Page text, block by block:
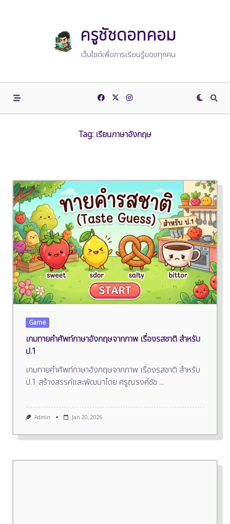
ครูชัชดอทคอม
เว็บไซต์เพื่อการเรียนรู้ของทุกคน
Tag: เรียนภาษาอังกฤษ
Game
เกมทายคำศัพท์ภาษาอังกฤษจากภาพ เรื่องรสชาติ สำหรับ
ป.1
เกมทายคำศัพท์ภาษาอังกฤษจากภาพ เรื่องรสชาติ สำหรับ
ป.1 สร้างสรรค์และพัฒนาโดย ครูณรงค์ชัช ...
Admin Jan 20, 2026